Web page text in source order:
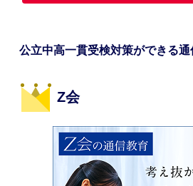
公立中高一貫受検対策ができる
Z会